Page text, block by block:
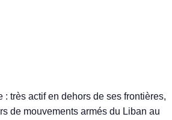
: très actif en dehors de ses frontières,
de mouvements armés du Liban au